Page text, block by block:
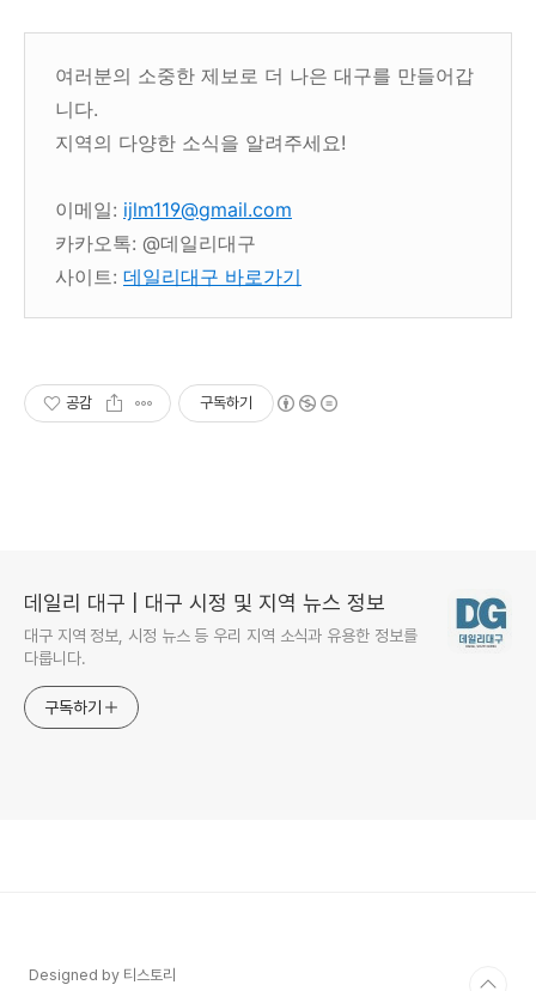
여러분의 소중한 제보로 더 나은 대구를 만들어갑
니다.
지역의 다양한 소식을 알려주세요!
이메일: ijlm119@gmail.com
카카오톡: @데일리대구
사이트: 데일리대구 바로가기
공감 구독하기
데일리 대구 | 대구 시정 및 지역 뉴스 정보
대구 지역 정보, 시정 뉴스 등 우리 지역 소식과 유용한 정보를
다룹니다.
구독하기
Designed by 티스토리